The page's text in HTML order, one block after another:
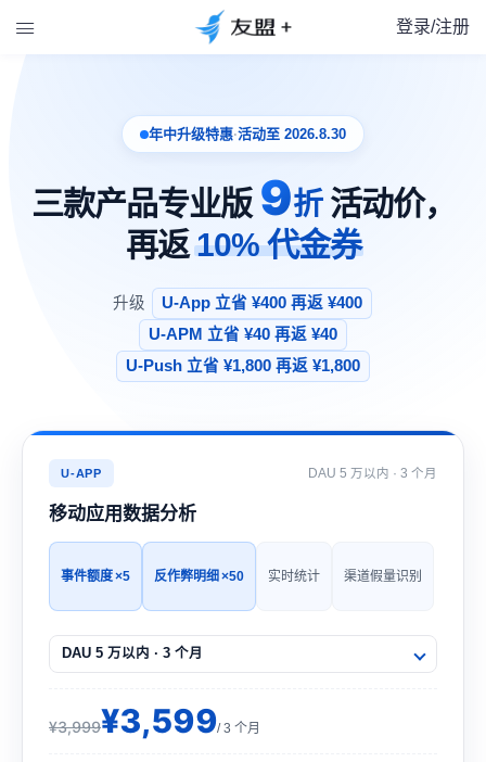
 登录/注册
年中升级特惠·活动至 2026.8.30
三款产品专业版 9折活动价，
再返10% 代金券
升级
U-App 立省 ¥400 再返 ¥400
U-APM 立省 ¥40 再返 ¥40
U-Push 立省 ¥1,800 再返 ¥1,800
U-APP DAU 5 万以内 · 3 个月
移动应用数据分析
事件额度×5 反作弊明细 ×50 实时统计 渠道假量识别
¥3,999¥3,599/ 3 个月